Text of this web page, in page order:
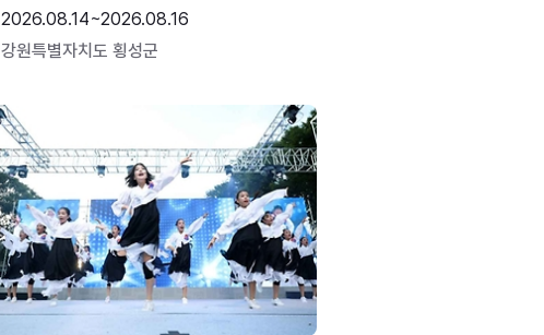
2026.08.14~2026.08.16
강원특별자치도 횡성군